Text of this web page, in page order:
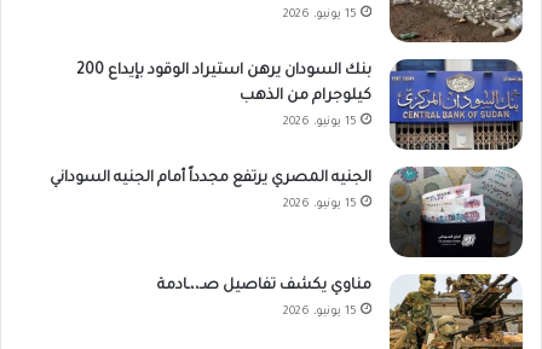
15 يونيو، 2026
بنك السودان يرهن استيراد الوقود بإيداع 200
كيلوجرام من الذهب
15 يونيو، 2026
الجنيه المصري يرتفع مجدداً أمام الجنيه السوداني
15 يونيو، 2026
مناوي يكشف تفاصيل صـ،،ـادمة
15 يونيو، 2026